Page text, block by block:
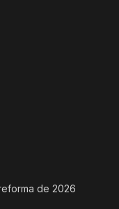
de 2026